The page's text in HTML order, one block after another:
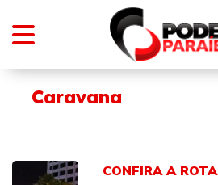
Caravana
CONFIRA A ROTA